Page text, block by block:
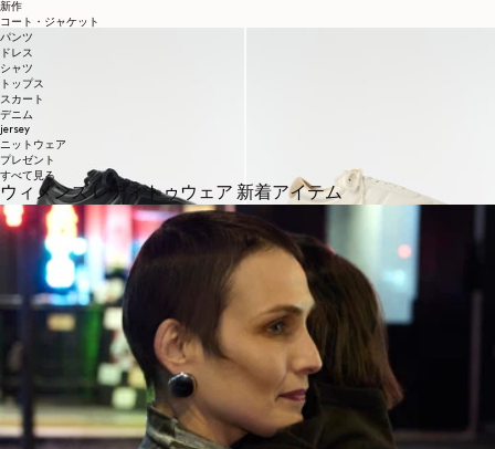
新作
コート・ジャケット
パンツ
ドレス
シャツ
トップス
スカート
デニム
jersey
ニットウェア
プレゼント
すべて見る
ウィメンズ レディトゥウェア 新着アイテム
ソフトランナーシュー
ズ
通常価格
440€
ソフトランナーシュー
通常価格
440€